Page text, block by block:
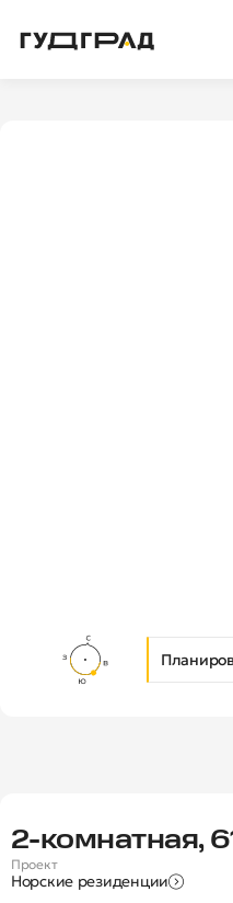
Новая 2-
2‑комнатная,
Проект
Норские резиденции